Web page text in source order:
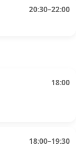
20:30–22:00
18:00
18:00–19:30